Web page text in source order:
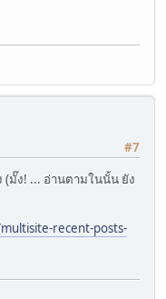
#7
มั๊ง! ... อ่านตามในนั้น ยัง
recent-posts-